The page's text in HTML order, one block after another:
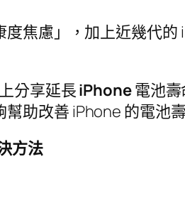
焦慮」，加上近幾代
分享延長iPhone電池壽
助改善 iPhone 的電池
方法